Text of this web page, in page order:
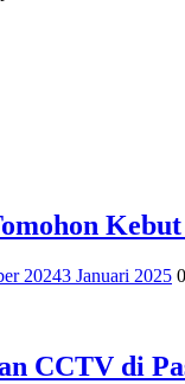
20243 Januari 2025 0
CCTV di